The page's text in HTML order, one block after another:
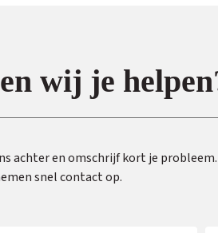
wij je
achter en omschrijf kort je probleem.
snel contact op.